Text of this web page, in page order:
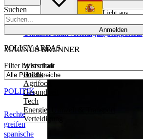
Suchen
Anmelden
POLICY AREAS
Wirtschaft
Politik
Agrifood
Gesundheit
Tech
Energie, Umwelt & Transport
Verteidigung
UkrainePolitikVerteidigungRapporteur
Licht aus
MAGNUS BRUNNER
Filter by section
Rechte
greifen
spanische
POLITIK